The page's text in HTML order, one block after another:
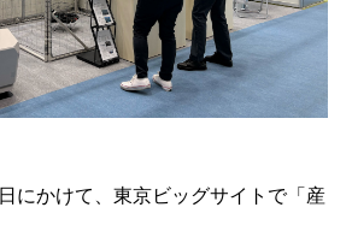
日にかけて、東京ビッグサイトで「産